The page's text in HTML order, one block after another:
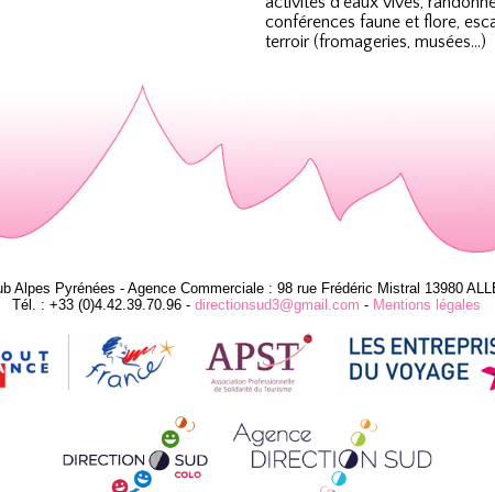
conférences faune et flore,
terroir (fromageries, musées…)
Alpes Pyrénées - Agence Commerciale : 98 rue Frédéric Mistral 13980
Tél. : +33 (0)4.42.39.70.96 - directionsud3@gmail.com - Mentions légales